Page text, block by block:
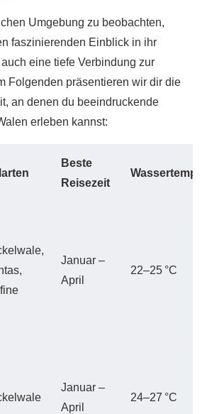
Umgebung zu beobachten,
faszinierenden Einblick in ihr
eine tiefe Verbindung zur
Folgenden präsentieren wir dir die
an denen du beeindruckende
erleben kannst:
Beste
Reisezeit
Januar –
April
22–25 °C
Januar –
April
24–27 °C